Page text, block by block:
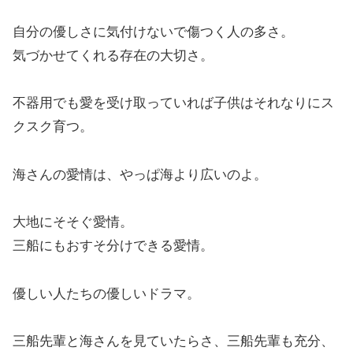
自分の優しさに気付けないで傷つく人の多さ。
気づかせてくれる存在の大切さ。
不器用でも愛を受け取っていれば子供はそれなりにス
クスク育つ。
海さんの愛情は、やっぱ海より広いのよ。
大地にそそぐ愛情。
三船にもおすそ分けできる愛情。
優しい人たちの優しいドラマ。
三船先輩と海さんを見ていたらさ、三船先輩も充分、